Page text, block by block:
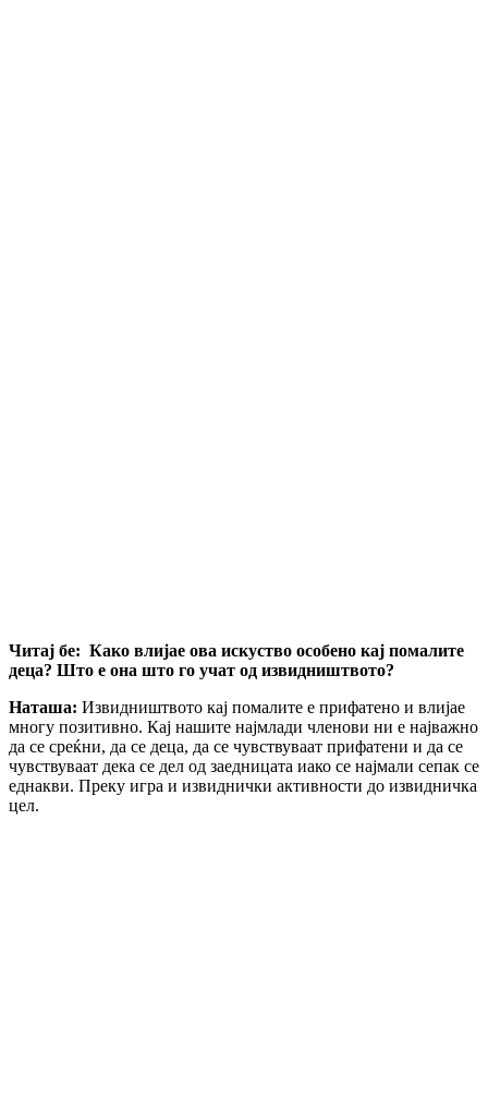
Читај бе: Како влијае ова искуство особено кај помалите
деца? Што е она што го учат од извидништвото?
Наташа: Извидништвото кај помалите е прифатено и влијае
многу позитивно. Кај нашите најмлади членови ни е најважно
да се среќни, да се деца, да се чувствуваат прифатени и да се
чувствуваат дека се дел од заедницата иако се најмали сепак се
еднакви. Преку игра и извиднички активности до извидничка
цел.